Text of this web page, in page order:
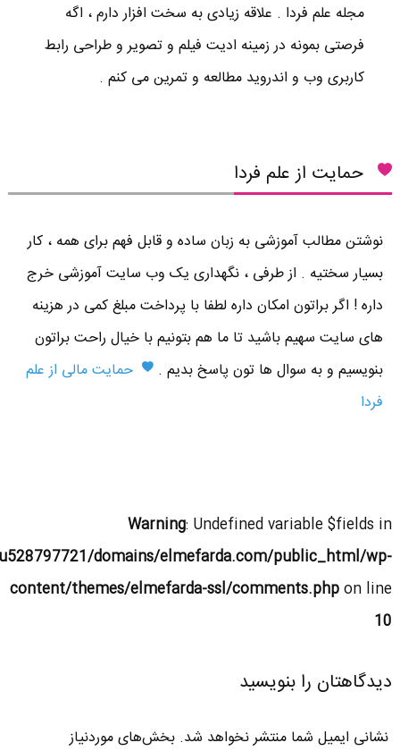
مجله علم فردا . علاقه زیادی به سخت افزار دارم ، اگه
فرصتی بمونه در زمینه ادیت فیلم و تصویر و طراحی رابط
کاربری وب و اندروید مطالعه و تمرین می کنم .
حمایت از علم فردا
نوشتن مطالب آموزشی به زبان ساده و قابل فهم برای همه ، کار
بسیار سختیه . از طرفی ، نگهداری یک وب سایت آموزشی خرج
داره ! اگر براتون امکان داره لطفا با پرداخت مبلغ کمی در هزینه
های سایت سهیم باشید تا ما هم بتونیم با خیال راحت براتون
بنویسیم و به سوال ها تون پاسخ بدیم .
حمایت مالی از علم
فردا
Warning: Undefined variable $fields in
domains/elmefarda.com/public_html/wp-
content/themes/elmefarda-ssl/comments.phpon line
10
دیدگاهتان را بنویسید
نشانی ایمیل شما منتشر نخواهد شد. بخش‌های موردنیاز